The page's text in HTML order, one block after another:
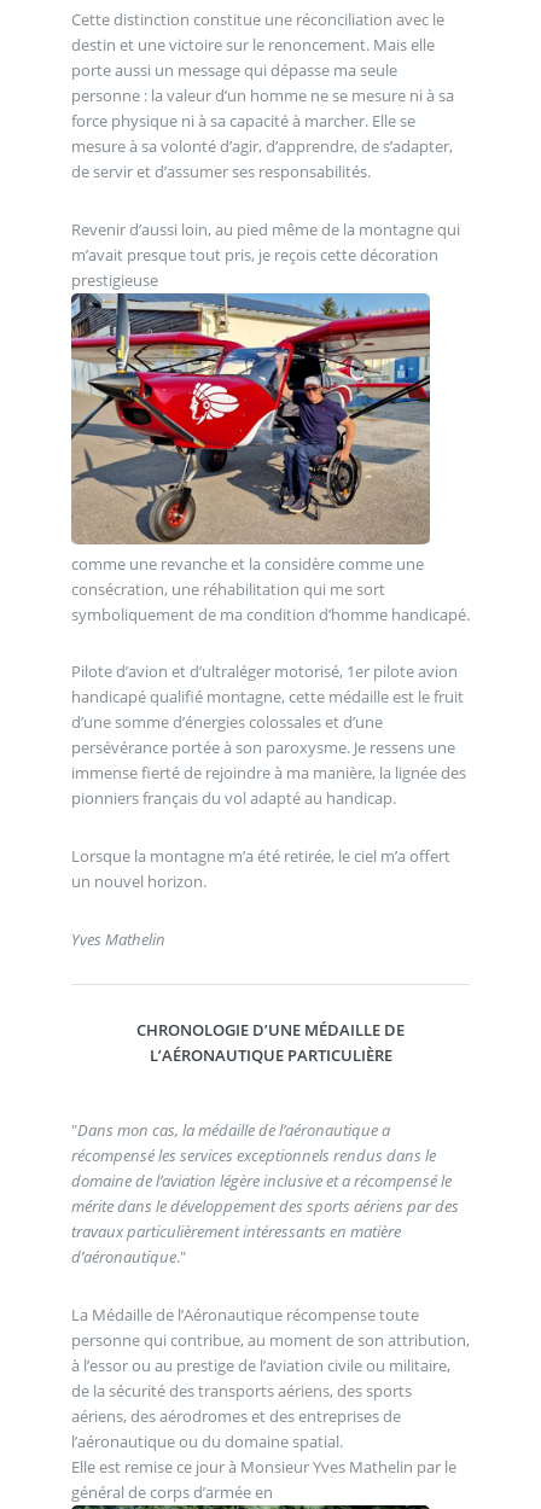
Cette distinction constitue une réconciliation avec le
destin et une victoire sur le renoncement. Mais elle
porte aussi un message qui dépasse ma seule
personne : la valeur d’un homme ne se mesure ni à sa
force physique ni à sa capacité à marcher. Elle se
mesure à sa volonté d’agir, d’apprendre, de s’adapter,
de servir et d’assumer ses responsabilités.
Revenir d’aussi loin, au pied même de la montagne qui
m’avait presque tout pris, je reçois cette décoration
prestigieuse
comme une revanche et la considère comme une
consécration, une réhabilitation qui me sort
symboliquement de ma condition d’homme handicapé.
Pilote d’avion et d’ultraléger motorisé, 1er pilote avion
handicapé qualifié montagne, cette médaille est le fruit
d’une somme d’énergies colossales et d’une
persévérance portée à son paroxysme. Je ressens une
immense fierté de rejoindre à ma manière, la lignée des
pionniers français du vol adapté au handicap.
Lorsque la montagne m’a été retirée, le ciel m’a offert
un nouvel horizon.
Yves Mathelin
CHRONOLOGIE D’UNE MÉDAILLE DE
L’AÉRONAUTIQUE PARTICULIÈRE
"Dans mon cas, la médaille de l’aéronautique a
récompensé les services exceptionnels rendus dans le
domaine de l’aviation légère inclusive et a récompensé le
mérite dans le développement des sports aériens par des
travaux particulièrement intéressants en matière
d’aéronautique."
La Médaille de l’Aéronautique récompense toute
personne qui contribue, au moment de son attribution,
à l’essor ou au prestige de l’aviation civile ou militaire,
de la sécurité des transports aériens, des sports
aériens, des aérodromes et des entreprises de
l’aéronautique ou du domaine spatial.
Elle est remise ce jour à Monsieur Yves Mathelin par le
général de corps d’armée en